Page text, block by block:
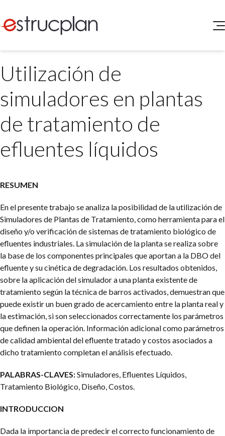
SERVICIOS
Medio Ambiente
Legislación
INGRESAR
Portal de Clientes
Matriz Premium
Utilización de
simuladores en plantas
de tratamiento de
efluentes líquidos
RESUMEN
En el presente trabajo se analiza la posibilidad de la utilización de
Simuladores de Plantas de Tratamiento, como herramienta para el
diseño y/o verificación de sistemas de tratamiento biológico de
efluentes industriales. La simulación de la planta se realiza sobre
la base de los componentes principales que aportan a la DBO del
efluente y su cinética de degradación. Los resultados obtenidos,
sobre la aplicación del simulador a una planta existente de
tratamiento según la técnica de barros activados, demuestran que
puede existir un buen grado de acercamiento entre la planta real y
la estimación, si son seleccionados correctamente los parámetros
que definen la operación. Información adicional como parámetros
de calidad ambiental del efluente tratado y costos asociados a
dicho tratamiento completan el análisis efectuado.
PALABRAS-CLAVES:Simuladores, Efluentes Líquidos,
Tratamiento Biológico, Diseño, Costos.
INTRODUCCION
Dada la importancia de predecir el correcto funcionamiento de